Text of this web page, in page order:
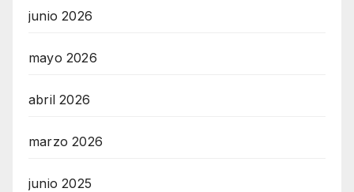
junio 2026
mayo 2026
abril 2026
marzo 2026
junio 2025